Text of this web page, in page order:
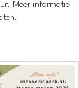
Meer informatie